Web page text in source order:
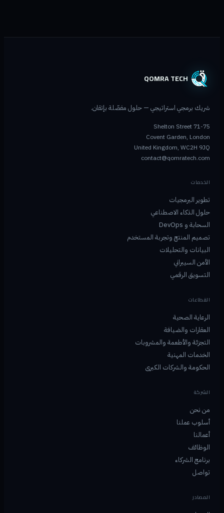
QOMRA TECH
شريك برمجي استراتيجي — حلول مفصّلة بإتقان.
71-75 Shelton Street
Covent Garden, London
United Kingdom, WC2H 9JQ
contact@qomratech.com
الخدمات
تطوير البرمجيات
حلول الذكاء الاصطناعي
السحابة و DevOps
تصميم المنتج وتجربة المستخدم
البيانات والتحليلات
الأمن السيبراني
التسويق الرقمي
القطاعات
الرعاية الصحية
العقارات والضيافة
التجزئة والأطعمة والمشروبات
الخدمات المهنية
الحكومة والشركات الكبرى
الشركة
من نحن
أسلوب عملنا
أعمالنا
الوظائف
برنامج الشركاء
تواصل
المصادر